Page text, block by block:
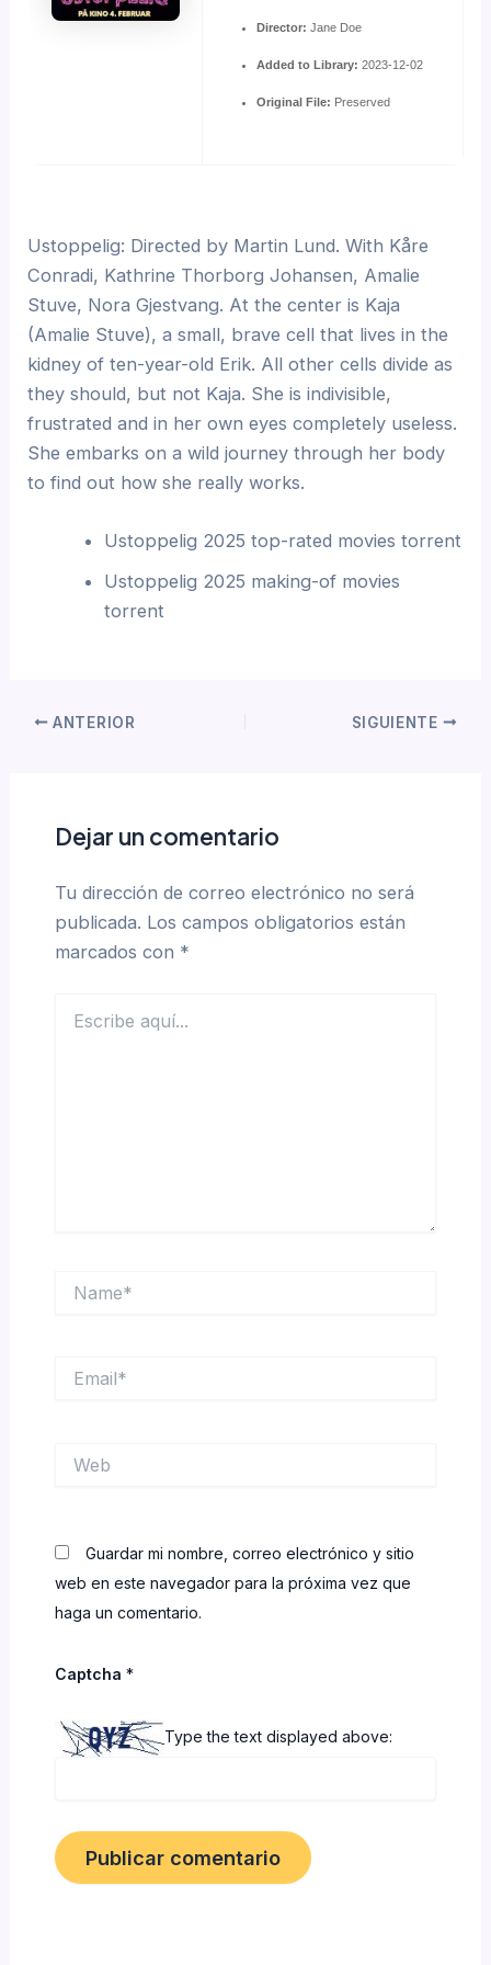
Director: Jane Doe
Added to Library: 2023-12-02
Original File: Preserved
Ustoppelig: Directed by Martin Lund. With Kåre
Conradi, Kathrine Thorborg Johansen, Amalie
Stuve, Nora Gjestvang. At the center is Kaja
(Amalie Stuve), a small, brave cell that lives in the
kidney of ten-year-old Erik. All other cells divide as
they should, but not Kaja. She is indivisible,
frustrated and in her own eyes completely useless.
She embarks on a wild journey through her body
to find out how she really works.
Ustoppelig 2025 top-rated movies torrent
Ustoppelig 2025 making-of movies
torrent
ANTERIOR SIGUIENTE
Dejar un comentario
Tu dirección de correo electrónico no será
publicada. Los campos obligatorios están
marcados con *
aquí...
Guardar mi nombre, correo electrónico y sitio
web en este navegador para la próxima vez que
haga un comentario.
Captcha *
Type the text displayed above: